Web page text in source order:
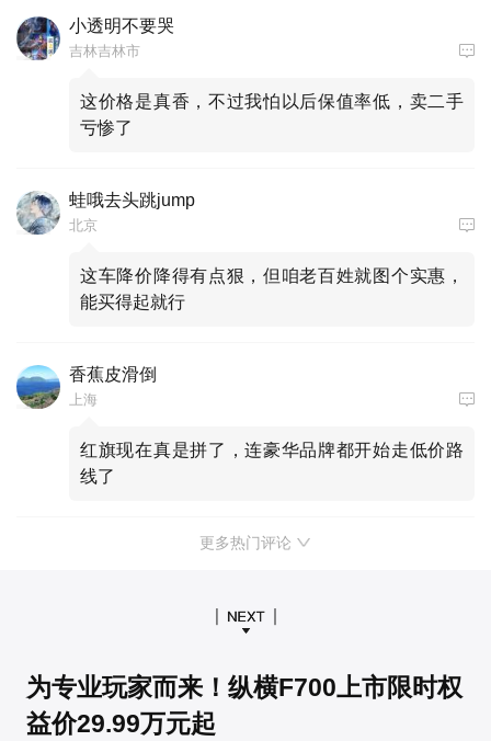
小透明不要哭
吉林吉林市
这价格是真香，不过我怕以后保值率低，卖二手
亏惨了
蛙哦去头跳jump
北京
这车降价降得有点狠，但咱老百姓就图个实惠，
能买得起就行
香蕉皮滑倒
上海
红旗现在真是拼了，连豪华品牌都开始走低价路
线了
更多热门评论
为专业玩家而来！纵横F700上市限时权
益价29.99万元起